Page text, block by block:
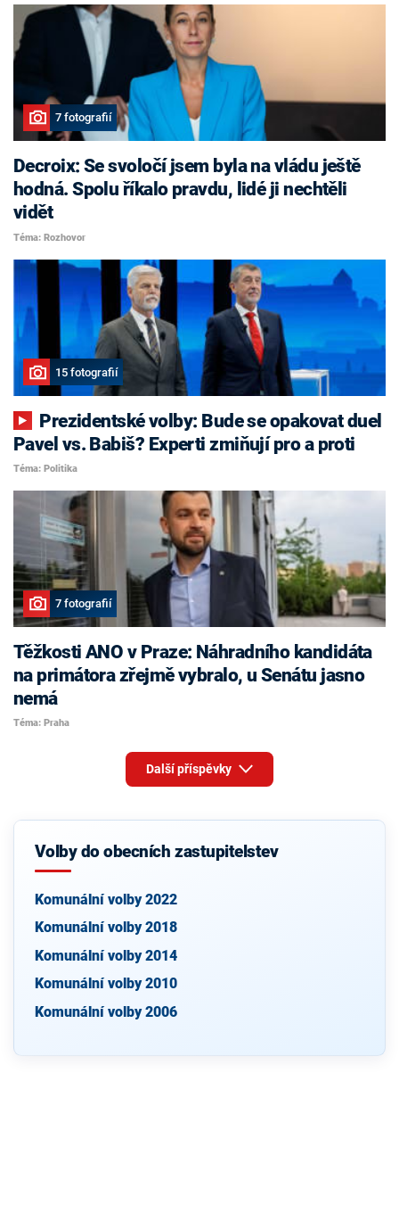
7 fotografií
Decroix: Se svoločí jsem byla na vládu ještě
hodná. Spolu říkalo pravdu, lidé ji nechtěli
vidět
Téma: Rozhovor
15 fotografií
Pavel vs. Babiš? Experti zmiňují pro a proti
Téma: Politika
7 fotografií
Těžkosti ANO v Praze: Náhradního kandidáta
na primátora zřejmě vybralo, u Senátu jasno
nemá
Téma: Praha
Další příspěvky
Volby do obecních zastupitelstev
Komunální volby 2022
Komunální volby 2018
Komunální volby 2014
Komunální volby 2010
Komunální volby 2006